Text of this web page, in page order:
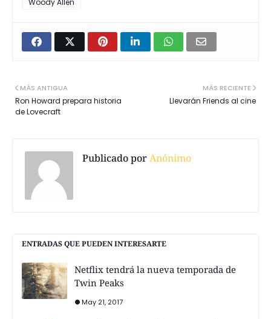
MÁS RECIENTE
Llevarán Friends al cine
MÁS ANTIGUA
Ron Howard prepara historia
de Lovecraft
Publicado porAnónimo
ENTRADAS QUE PUEDEN INTERESARTE
Netflix tendrá la nueva temporada de
Twin Peaks
May 21, 2017